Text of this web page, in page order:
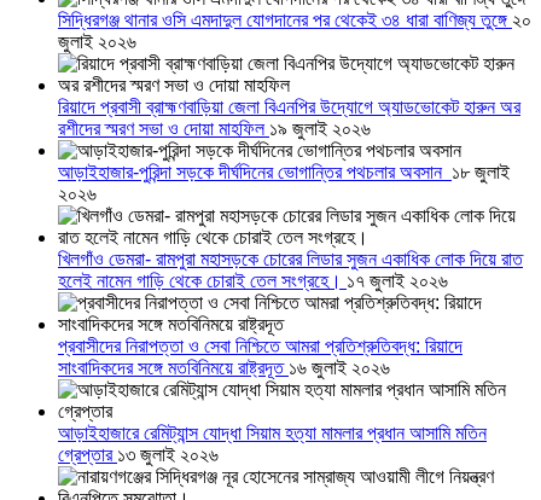
সিদ্ধিরগঞ্জ থানার ওসি এমদাদুল যোগদানের পর থেকেই ৩৪ ধারা বাণিজ্য তুঙ্গে ২০
জুলাই ২০২৬
রিয়াদে প্রবাসী ব্রাহ্মণবাড়িয়া জেলা বিএনপির উদ্যোগে অ্যাডভোকেট হারুন অর
রশীদের স্মরণ সভা ও দোয়া মাহফিল ১৯ জুলাই ২০২৬
আড়াইহাজার-পুরিন্দা সড়কে দীর্ঘদিনের ভোগান্তির পথচলার অবসান ১৮ জুলাই
২০২৬
খিলগাঁও ডেমরা- রামপুরা মহাসড়কে চোরের লিডার সুজন একাধিক লোক দিয়ে রাত
হলেই নামেন গাড়ি থেকে চোরাই তেল সংগ্রহে। ১৭ জুলাই ২০২৬
প্রবাসীদের নিরাপত্তা ও সেবা নিশ্চিতে আমরা প্রতিশ্রুতিবদ্ধ: রিয়াদে
সাংবাদিকদের সঙ্গে মতবিনিময়ে রাষ্ট্রদূত ১৬ জুলাই ২০২৬
আড়াইহাজারে রেমিট্যান্স যোদ্ধা সিয়াম হত্যা মামলার প্রধান আসামি মতিন
গ্রেপ্তার ১৩ জুলাই ২০২৬